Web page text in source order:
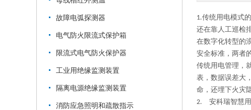
故障电弧探测器
电气防火限流式保护箱
限流式电气防火保护器
工业用绝缘监测装置
隔离电源绝缘监测装置
消防应急照明和疏散指示
1.传统用电模式
还在靠人工巡检
在数字化转型的
安全标准，两者
传统用电管理，
表，数据误差大
命，还埋下火灾
2.
安科瑞智慧